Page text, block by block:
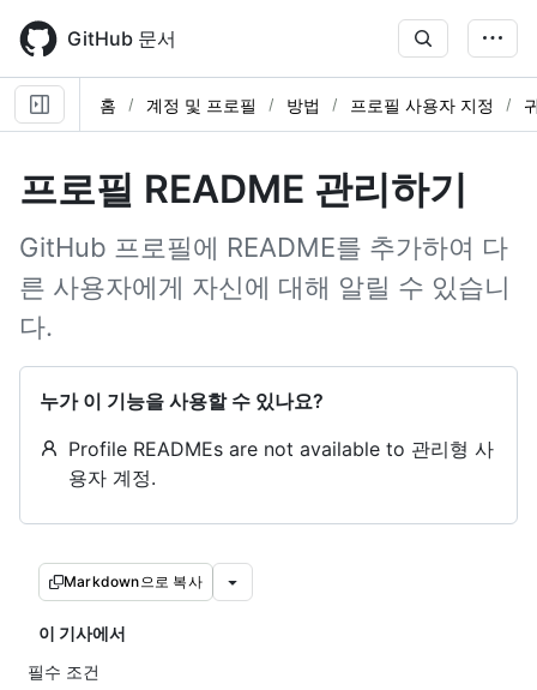
main
content
GitHub 문서
홈 계정 및 프로필 방법 프로필 사용자 지정
프로필 README 관리하기
GitHub 프로필에 README를 추가하여 다
른 사용자에게 자신에 대해 알릴 수 있습니
다.
누가 이 기능을 사용할 수 있나요?
Profile READMEs are not available to 관리형 사
용자 계정.
Markdown으로 복사
이 기사에서
필수 조건